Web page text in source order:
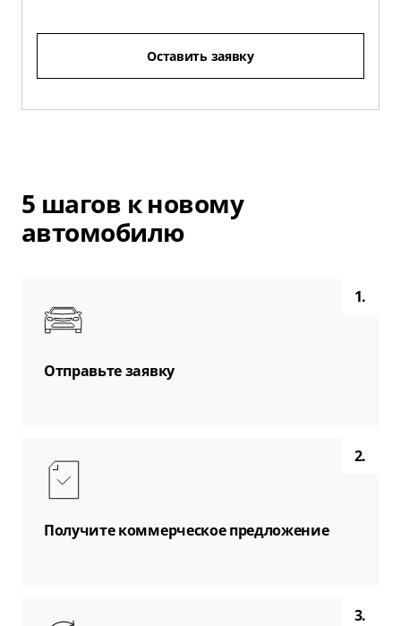
Оставить заявку
5 шагов к новому
автомобилю
1.
Отправьте заявку
2.
Получите коммерческое предложение
3.